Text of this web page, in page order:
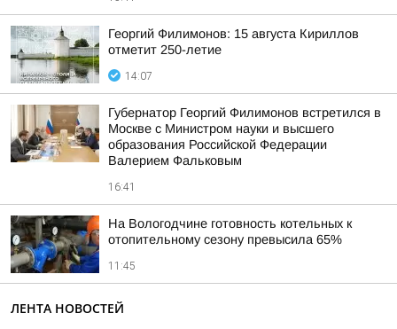
Георгий Филимонов: 15 августа Кириллов
отметит 250-летие
14:07
Губернатор Георгий Филимонов встретился в
Москве с Министром науки и высшего
образования Российской Федерации
Валерием Фальковым
16:41
На Вологодчине готовность котельных к
отопительному сезону превысила 65%
11:45
ЛЕНТА НОВОСТЕЙ